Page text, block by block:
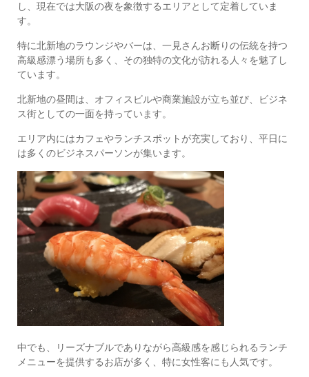
し、現在では大阪の夜を象徴するエリアとして定着していま
す。
特に北新地のラウンジやバーは、一見さんお断りの伝統を持つ
高級感漂う場所も多く、その独特の文化が訪れる人々を魅了し
ています。
北新地の昼間は、オフィスビルや商業施設が立ち並び、ビジネ
ス街としての一面を持っています。
エリア内にはカフェやランチスポットが充実しており、平日に
は多くのビジネスパーソンが集います。
中でも、リーズナブルでありながら高級感を感じられるランチ
メニューを提供するお店が多く、特に女性客にも人気です。